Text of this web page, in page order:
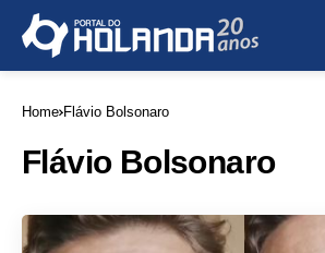
Home Flávio Bolsonaro
Flávio Bolsonaro